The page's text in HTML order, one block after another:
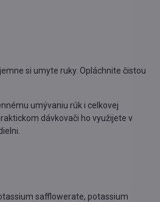
si umyte ruky. Opláchnite čistou
umývaniu rúk i celkovej
dávkovači ho využijete v
safflowerate, potassium